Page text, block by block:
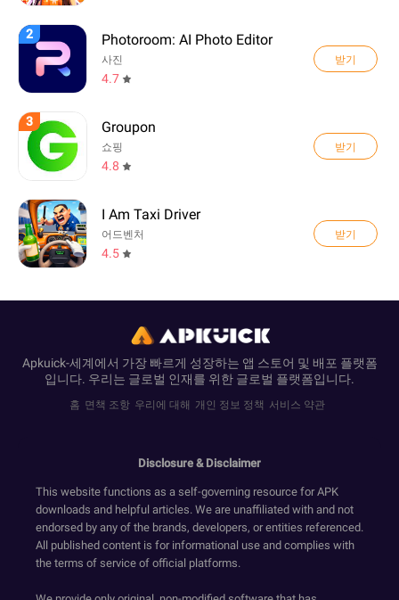
2 Photoroom: AI Photo Editor
사진
4.7
받기
3 Groupon
쇼핑
4.8
받기
I Am Taxi Driver
어드벤처
4.5
받기
Apkuick-세계에서 가장 빠르게 성장하는 앱 스토어 및 배포 플랫폼
입니다. 우리는 글로벌 인재를 위한 글로벌 플랫폼입니다.
홈 면책 조항 우리에 대해 개인 정보 정책 서비스 약관
Disclosure & Disclaimer
This website functions as a self-governing resource for APK
downloads and helpful articles. We are unaffiliated with and not
endorsed by any of the brands, developers, or entities referenced.
All published content is for informational use and complies with
the terms of service of official platforms.